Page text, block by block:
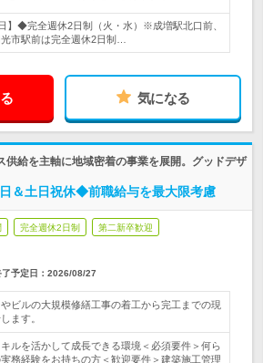
】◆完全週休2日制（火・水）※成増駅北口前、
市駅前は完全週休2日制…
気になる
供給を主軸に地域密着の事業を展開。グッドデザ
日＆土日祝休◆前職給与を最大限考慮
完全週休2日制 第二新卒歓迎
予定日： 2026/08/27
ビルの大規模修繕工事の着工から完工までの現
ます。
ルを活かして成長できる環境＜必須要件＞何ら
務経験をお持ちの方＜歓迎要件＞建築施工管理